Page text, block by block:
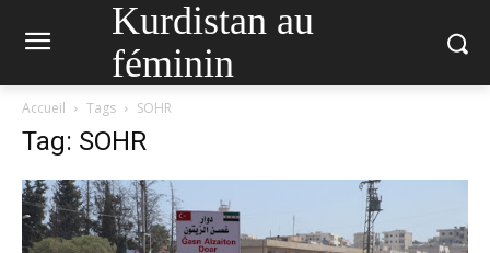
Kurdistan au
féminin
Accueil Tags SOHR
Tag: SOHR